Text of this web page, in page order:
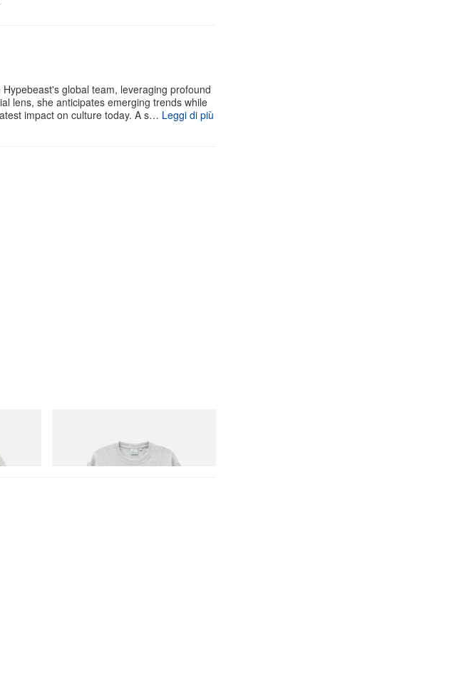
global team, leveraging profound
lens, she anticipates emerging trends while
impact on culture today. A s… Leggi di più
Acquista ora